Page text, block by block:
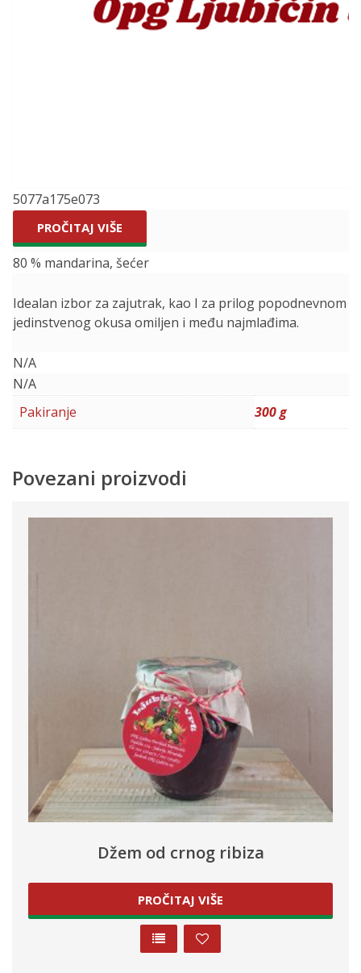
5077a175e073
PROČITAJ VIŠE
80 % mandarina, šećer
Idealan izbor za zajutrak, kao I za prilog popodnevnom
jedinstvenog okusa omiljen i među najmlađima.
N/A
N/A
Pakiranje
300 g
Povezani proizvodi
Džem od crnog ribiza
PROČITAJ VIŠE